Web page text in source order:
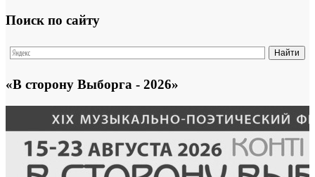
Поиск по сайту
«В сторону Выборга - 2026»